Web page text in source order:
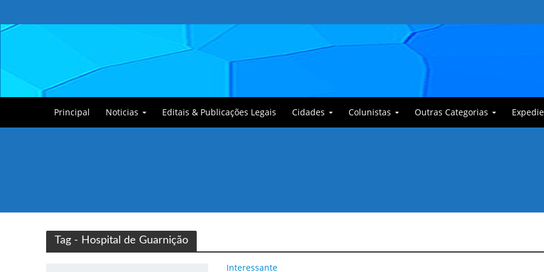
Principal Noticias Editais & Publicações Legais Cidades Colunistas Outras Categorias
Tag - Hospital de Guarnição
Interessante